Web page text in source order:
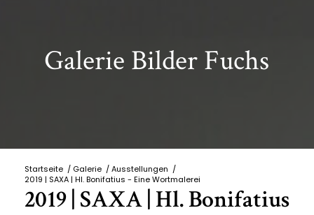
Galerie Bilder Fuchs
Startseite / Galerie / Ausstellungen /
2019 | SAXA | Hl. Bonifatius - Eine Wortmalerei
2019 | SAXA | Hl. Bonifatius